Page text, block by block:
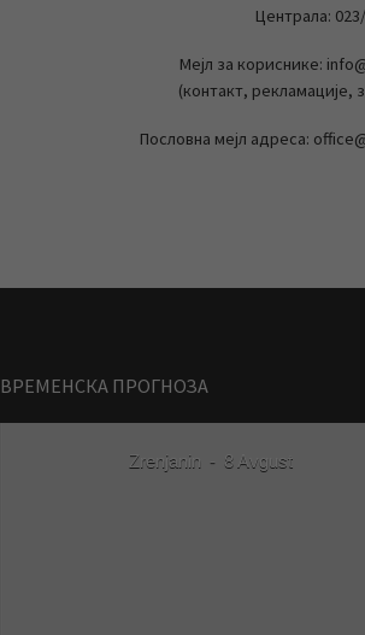
Централа:
Мејл за кориснике:
(контакт, рекламације,
Пословна мејл адреса:
ВРЕМЕНСКА ПРОГНОЗА
Zrenjanin - 8 Avgust